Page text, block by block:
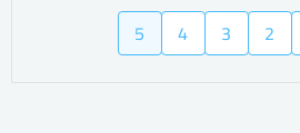
2
3
4
5